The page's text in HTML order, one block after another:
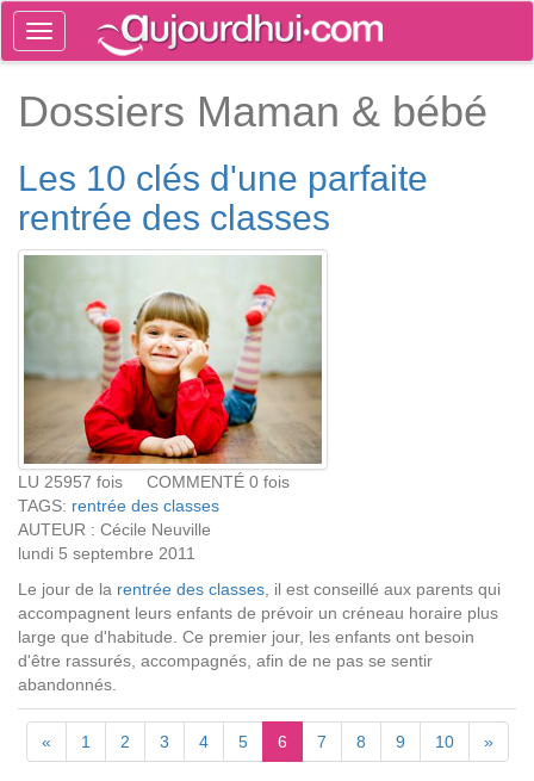
Toggle
navigation
Dossiers Maman & bébé
Les 10 clés d'une parfaite
rentrée des classes
LU 25957 fois COMMENTÉ 0 fois
TAGS: rentrée des classes
AUTEUR : Cécile Neuville
lundi 5 septembre 2011
Le jour de la rentrée des classes , il est conseillé aux parents qui
accompagnent leurs enfants de prévoir un créneau horaire plus
large que d'habitude. Ce premier jour, les enfants ont besoin
d'être rassurés, accompagnés, afin de ne pas se sentir
abandonnés.
« 1 2 3 4 5 6 7 8 9 10 »